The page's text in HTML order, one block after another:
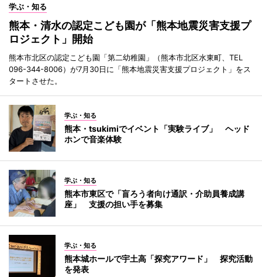
学ぶ・知る
熊本・清水の認定こども園が「熊本地震災害支援プ
ロジェクト」開始
熊本市北区の認定こども園「第二幼稚園」（熊本市北区水東町、TEL
096-344-8006）が7月30日に「熊本地震災害支援プロジェクト」をス
タートさせた。
学ぶ・知る
熊本・tsukimiでイベント「実験ライブ」 ヘッド
ホンで音楽体験
学ぶ・知る
熊本市東区で「盲ろう者向け通訳・介助員養成講
座」 支援の担い手を募集
学ぶ・知る
熊本城ホールで宇土高「探究アワード」 探究活動
を発表